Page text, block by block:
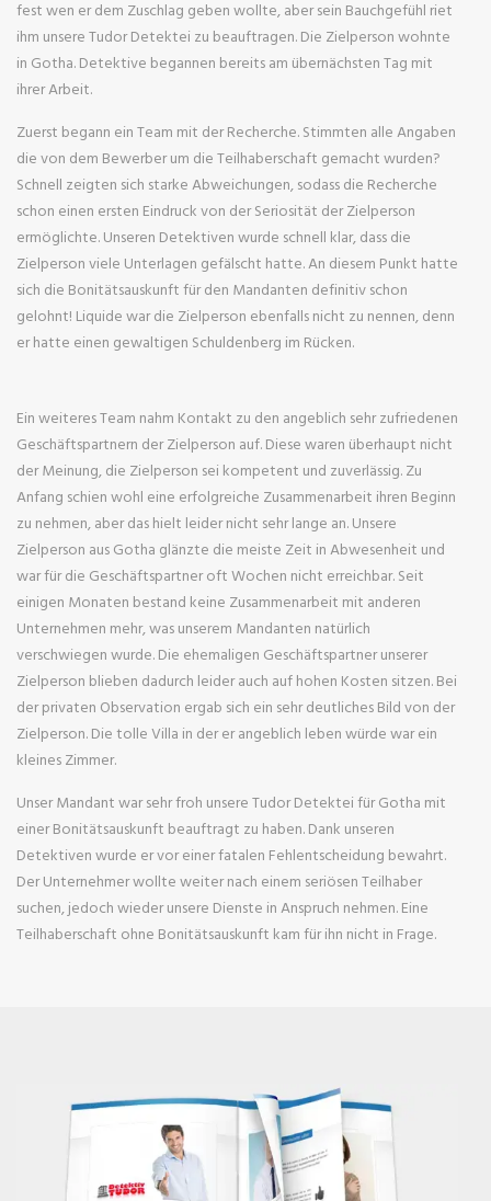
fest wen er dem Zuschlag geben wollte, aber sein Bauchgefühl riet
ihm unsere Tudor Detektei zu beauftragen. Die Zielperson wohnte
in Gotha. Detektive begannen bereits am übernächsten Tag mit
ihrer Arbeit.
Zuerst begann ein Team mit der Recherche. Stimmten alle Angaben
die von dem Bewerber um die Teilhaberschaft gemacht wurden?
Schnell zeigten sich starke Abweichungen, sodass die Recherche
schon einen ersten Eindruck von der Seriosität der Zielperson
ermöglichte. Unseren Detektiven wurde schnell klar, dass die
Zielperson viele Unterlagen gefälscht hatte. An diesem Punkt hatte
sich die Bonitätsauskunft für den Mandanten definitiv schon
gelohnt! Liquide war die Zielperson ebenfalls nicht zu nennen, denn
er hatte einen gewaltigen Schuldenberg im Rücken.
Ein weiteres Team nahm Kontakt zu den angeblich sehr zufriedenen
Geschäftspartnern der Zielperson auf. Diese waren überhaupt nicht
der Meinung, die Zielperson sei kompetent und zuverlässig. Zu
Anfang schien wohl eine erfolgreiche Zusammenarbeit ihren Beginn
zu nehmen, aber das hielt leider nicht sehr lange an. Unsere
Zielperson aus Gotha glänzte die meiste Zeit in Abwesenheit und
war für die Geschäftspartner oft Wochen nicht erreichbar. Seit
einigen Monaten bestand keine Zusammenarbeit mit anderen
Unternehmen mehr, was unserem Mandanten natürlich
verschwiegen wurde. Die ehemaligen Geschäftspartner unserer
Zielperson blieben dadurch leider auch auf hohen Kosten sitzen. Bei
der privaten Observation ergab sich ein sehr deutliches Bild von der
Zielperson. Die tolle Villa in der er angeblich leben würde war ein
kleines Zimmer.
Unser Mandant war sehr froh unsere Tudor Detektei für Gotha mit
einer Bonitätsauskunft beauftragt zu haben. Dank unseren
Detektiven wurde er vor einer fatalen Fehlentscheidung bewahrt.
Der Unternehmer wollte weiter nach einem seriösen Teilhaber
suchen, jedoch wieder unsere Dienste in Anspruch nehmen. Eine
Teilhaberschaft ohne Bonitätsauskunft kam für ihn nicht in Frage.